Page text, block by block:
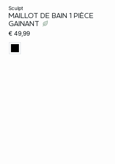
sculpt
MAILLOT DE BAIN 1 PIÈCE
GAINANT
€ 49,99